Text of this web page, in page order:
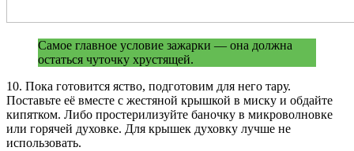
Самое главное условие зажарки — она должна
остаться чуточку хрустящей.
10. Пока готовится яство, подготовим для него тару.
Поставьте её вместе с жестяной крышкой в миску и обдайте
кипятком. Либо простерилизуйте баночку в микроволновке
или горячей духовке. Для крышек духовку лучше не
использовать.